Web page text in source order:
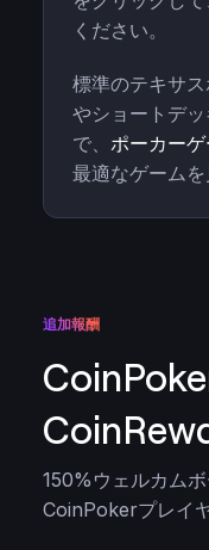
ください。
標準のテキサ
やショートデ
で、 ポーカー
最適なゲームを
追加報酬
150%ウェルカム
CoinPokerプレイ